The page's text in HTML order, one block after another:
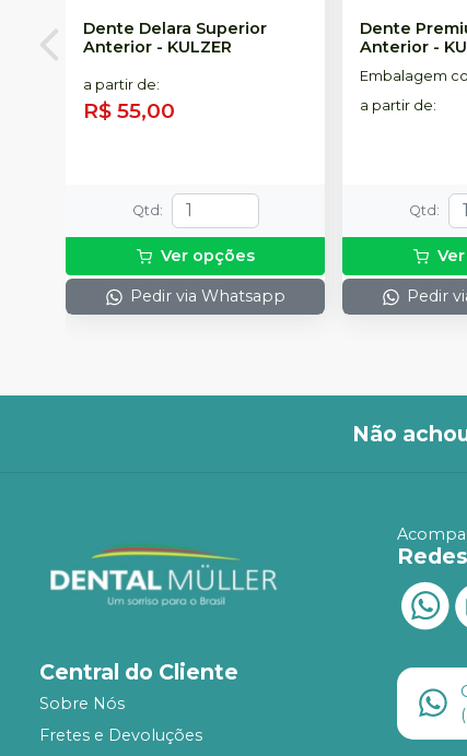
Dente Delara Superior
Anterior - KULZER
a partir de:
R$ 55,00
Qtd :
Ver opções
Pedir via Whatsapp
Dente
Anterior -
Embalagem
a partir de:
Qtd :
Pedir
Não
Central do Cliente
Sobre Nós
Fretes e Devoluções